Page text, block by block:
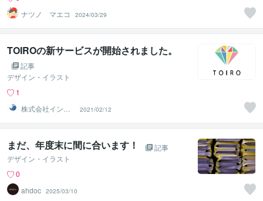
ナツノ マエコ
2024/03/29
TOIROの新サービスが開始されました。
記事
デザイン・イラスト
1
株式会社インク
ルージョン
2021/02/12
まだ、年度末に間に合います！
記事
デザイン・イラスト
0
ahdoc 2025/03/10